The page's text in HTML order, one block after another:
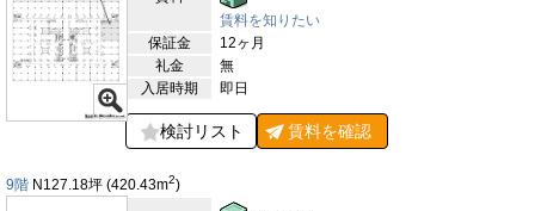
賃料を知りたい
保証金
12ヶ月
礼金
無
入居時期
即日
検討リスト 賃料を確認
9階 N127.18坪 (420.43m2)